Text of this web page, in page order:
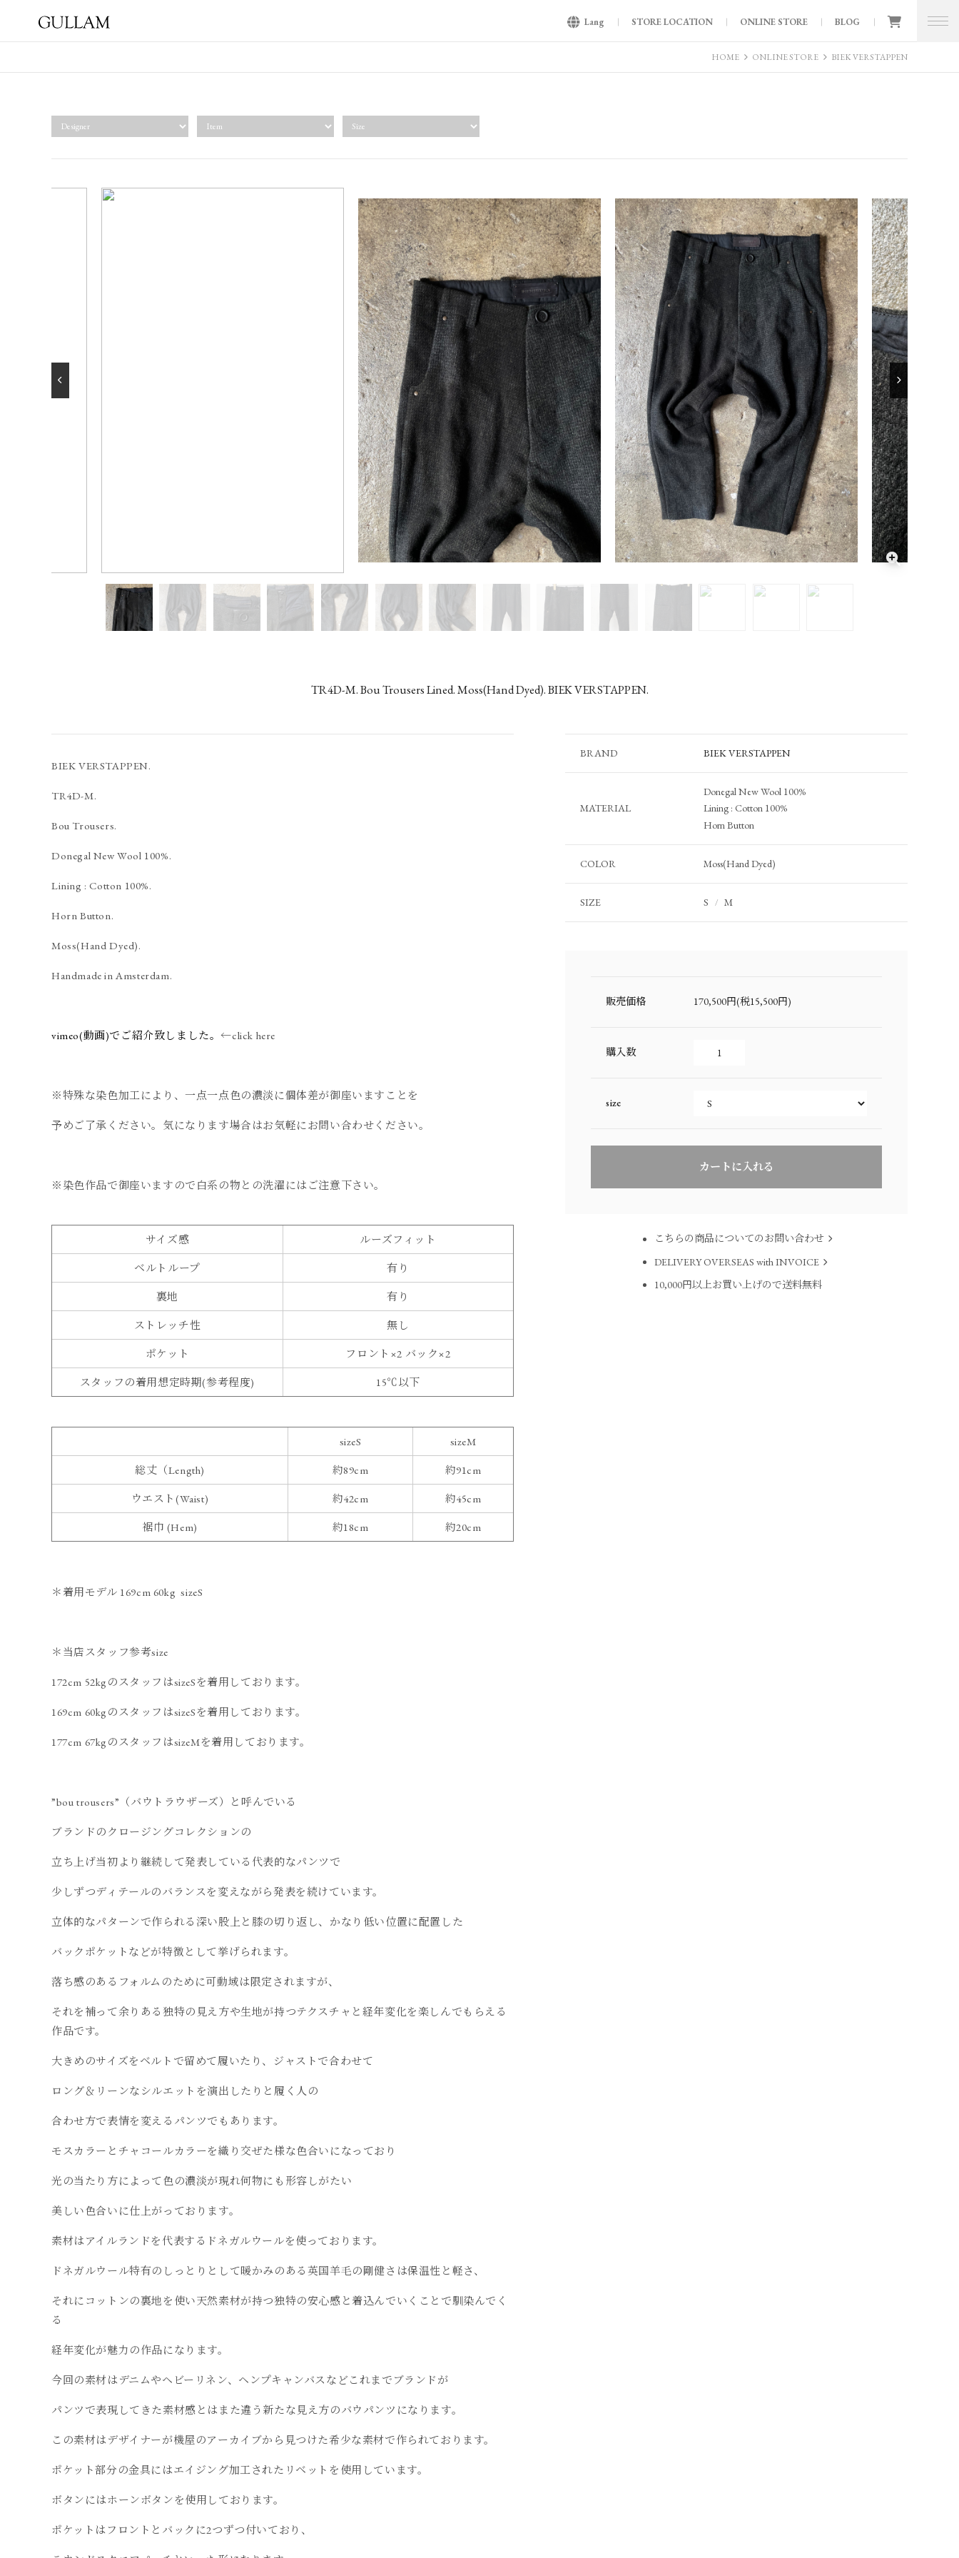
Lang STORE LOCATION ONLINE STORE BLOG
HOME ONLINE STORE BIEK VERSTAPPEN
TR4D-M. Bou Trousers Lined. Moss(Hand Dyed). BIEK VERSTAPPEN.
BRAND BIEK VERSTAPPEN
MATERIAL
Donegal New Wool 100%
Lining : Cotton 100%
Horn Button
COLOR Moss(Hand Dyed)
SIZE S / M
販売価格 170,500円(税15,500円)
購入数
size
こちらの商品についてのお問い合わせ
DELIVERY OVERSEAS with INVOICE
10,000円以上お買い上げので送料無料
BIEK VERSTAPPEN.
TR4D-M.
Bou Trousers.
Donegal New Wool 100%.
Lining : Cotton 100%.
Horn Button.
Moss(Hand Dyed).
Handmade in Amsterdam.
vimeo(動画)でご紹介致しました。←click here
※特殊な染色加工により、一点一点色の濃淡に個体差が御座いますことを
予めご了承ください。気になります場合はお気軽にお問い合わせください。
※染色作品で御座いますので白系の物との洗濯にはご注意下さい。
サイズ感 ルーズフィット
ベルトループ 有り
裏地 有り
ストレッチ性 無し
ポケット フロント×2 バック×2
スタッフの着用想定時期(参考程度) 15℃以下
sizeS sizeM
総丈（Length) 約89cm 約91cm
ウエスト(Waist) 約42cm 約45cm
裾巾 (Hem) 約18cm 約20cm
＊着用モデル 169cm 60kg sizeS
＊当店スタッフ参考size
172cm 52kgのスタッフはsizeSを着用しております。
169cm 60kgのスタッフはsizeSを着用しております。
177cm 67kgのスタッフはsizeMを着用しております。
”bou trousers”（バウトラウザーズ）と呼んでいる
ブランドのクロージングコレクションの
立ち上げ当初より継続して発表している代表的なパンツで
少しずつディテールのバランスを変えながら発表を続けています。
立体的なパターンで作られる深い股上と膝の切り返し、かなり低い位置に配置した
バックポケットなどが特徴として挙げられます。
落ち感のあるフォルムのために可動域は限定されますが、
それを補って余りある独特の見え方や生地が持つテクスチャと経年変化を楽しんでもらえる
作品です。
大きめのサイズをベルトで留めて履いたり、ジャストで合わせて
ロング＆リーンなシルエットを演出したりと履く人の
合わせ方で表情を変えるパンツでもあります。
モスカラーとチャコールカラーを織り交ぜた様な色合いになっており
光の当たり方によって色の濃淡が現れ何物にも形容しがたい
美しい色合いに仕上がっております。
素材はアイルランドを代表するドネガルウールを使っております。
ドネガルウール特有の しっとりとして暖かみのある英国羊毛の剛健さは保温性と軽さ、
それにコットンの裏地を使い天然素材が持つ独特の安心感と着込んでいくことで馴染んでく
る
経年変化が魅力の作品になります。
今回の素材はデニムやヘビーリネン、 ヘンプキャンバスなどこれまでブランドが
パンツで表現してきた素材感とはまた違う新たな見え方のバウパンツになります。
この素材はデザイナーが機屋のアーカイブから見つけた希少な素材で作られております。
ポケット部分の金具にはエイジング加工されたリベットを使用しています。
ボタンにはホーンボタンを使用しております。
ポケットはフロントとバックに2つずつ付いており、